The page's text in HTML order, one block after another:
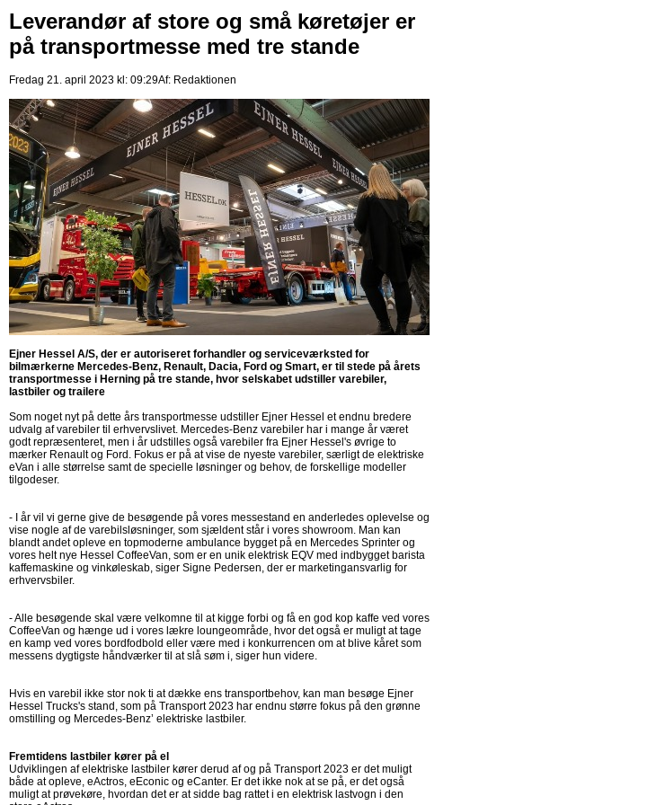
Leverandør af store og små køretøjer er
på transportmesse med tre stande
Fredag 21. april 2023 kl: 09:29Af: Redaktionen
Ejner Hessel A/S, der er autoriseret forhandler og serviceværksted for
bilmærkerne Mercedes-Benz, Renault, Dacia, Ford og Smart, er til stede på årets
transportmesse i Herning på tre stande, hvor selskabet udstiller varebiler,
lastbiler og trailere
Som noget nyt på dette års transportmesse udstiller Ejner Hessel et endnu bredere
udvalg af varebiler til erhvervslivet. Mercedes-Benz varebiler har i mange år været
godt repræsenteret, men i år udstilles også varebiler fra Ejner Hessel's øvrige to
mærker Renault og Ford. Fokus er på at vise de nyeste varebiler, særligt de elektriske
eVan i alle størrelse samt de specielle løsninger og behov, de forskellige modeller
tilgodeser.
- I år vil vi gerne give de besøgende på vores messestand en anderledes oplevelse og
vise nogle af de varebilsløsninger, som sjældent står i vores showroom. Man kan
blandt andet opleve en topmoderne ambulance bygget på en Mercedes Sprinter og
vores helt nye Hessel CoffeeVan, som er en unik elektrisk EQV med indbygget barista
kaffemaskine og vinkøleskab, siger Signe Pedersen, der er marketingansvarlig for
erhvervsbiler.
- Alle besøgende skal være velkomne til at kigge forbi og få en god kop kaffe ved vores
CoffeeVan og hænge ud i vores lækre loungeområde, hvor det også er muligt at tage
en kamp ved vores bordfodbold eller være med i konkurrencen om at blive kåret som
messens dygtigste håndværker til at slå søm i, siger hun videre.
Hvis en varebil ikke stor nok ti at dække ens transportbehov, kan man besøge Ejner
Hessel Trucks's stand, som på Transport 2023 har endnu større fokus på den grønne
omstilling og Mercedes-Benz’ elektriske lastbiler.
Fremtidens lastbiler kører på el
Udviklingen af elektriske lastbiler kører derud af og på Transport 2023 er det muligt
både at opleve, eActros, eEconic og eCanter. Er det ikke nok at se på, er det også
muligt at prøvekøre, hvordan det er at sidde bag rattet i en elektrisk lastvogn i den